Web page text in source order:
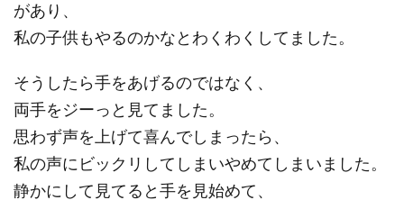
があり、
私の子供もやるのかなとわくわくしてました。
そうしたら手をあげるのではなく、
両手をジーっと見てました。
思わず声を上げて喜んでしまったら、
私の声にビックリしてしまいやめてしまいました。
静かにして見てると手を見始めて、